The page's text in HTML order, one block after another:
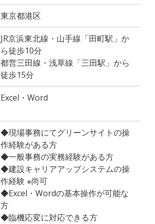
東京都港区
JR京浜東北線・山手線「田町駅」か
ら徒歩10分
都営三田線・浅草線「三田駅」から
徒歩15分
Excel・Word
◆現場事務にてグリーンサイトの操
作経験がある方
◆一般事務の実務経験がある方
◆建設キャリアアップシステムの操
作経験 ※尚可
◆Excel・Wordの基本操作が可能な
方
◆臨機応変に対応できる方